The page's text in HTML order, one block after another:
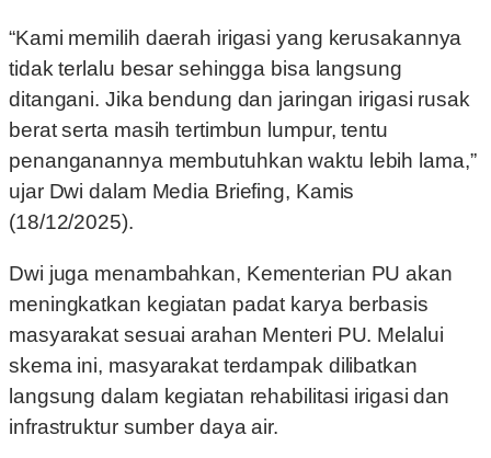
“Kami memilih daerah irigasi yang kerusakannya
tidak terlalu besar sehingga bisa langsung
ditangani. Jika bendung dan jaringan irigasi rusak
berat serta masih tertimbun lumpur, tentu
penanganannya membutuhkan waktu lebih lama,”
ujar Dwi dalam Media Briefing, Kamis
(18/12/2025).
Dwi juga menambahkan, Kementerian PU akan
meningkatkan kegiatan padat karya berbasis
masyarakat sesuai arahan Menteri PU. Melalui
skema ini, masyarakat terdampak dilibatkan
langsung dalam kegiatan rehabilitasi irigasi dan
infrastruktur sumber daya air.